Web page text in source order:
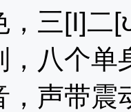
， 三[I]二
， 八个单
， 声带震